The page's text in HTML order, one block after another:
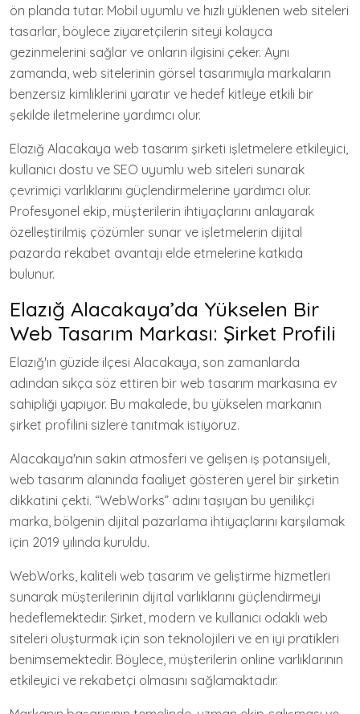
ön planda tutar. Mobil uyumlu ve hızlı yüklenen web siteleri
tasarlar, böylece ziyaretçilerin siteyi kolayca
gezinmelerini sağlar ve onların ilgisini çeker. Aynı
zamanda, web sitelerinin görsel tasarımıyla markaların
benzersiz kimliklerini yaratır ve hedef kitleye etkili bir
şekilde iletmelerine yardımcı olur.
Elazığ Alacakaya web tasarım şirketi işletmelere etkileyici,
kullanıcı dostu ve SEO uyumlu web siteleri sunarak
çevrimiçi varlıklarını güçlendirmelerine yardımcı olur.
Profesyonel ekip, müşterilerin ihtiyaçlarını anlayarak
özelleştirilmiş çözümler sunar ve işletmelerin dijital
pazarda rekabet avantajı elde etmelerine katkıda
bulunur.
Elazığ Alacakaya’da Yükselen Bir
Web Tasarım Markası: Şirket Profili
Elazığ'ın güzide ilçesi Alacakaya, son zamanlarda
adından sıkça söz ettiren bir web tasarım markasına ev
sahipliği yapıyor. Bu makalede, bu yükselen markanın
şirket profilini sizlere tanıtmak istiyoruz.
Alacakaya'nın sakin atmosferi ve gelişen iş potansiyeli,
web tasarım alanında faaliyet gösteren yerel bir şirketin
dikkatini çekti. “WebWorks” adını taşıyan bu yenilikçi
marka, bölgenin dijital pazarlama ihtiyaçlarını karşılamak
için 2019 yılında kuruldu.
WebWorks, kaliteli web tasarım ve geliştirme hizmetleri
sunarak müşterilerinin dijital varlıklarını güçlendirmeyi
hedeflemektedir. Şirket, modern ve kullanıcı odaklı web
siteleri oluşturmak için son teknolojileri ve en iyi pratikleri
benimsemektedir. Böylece, müşterilerin online varlıklarının
etkileyici ve rekabetçi olmasını sağlamaktadır.